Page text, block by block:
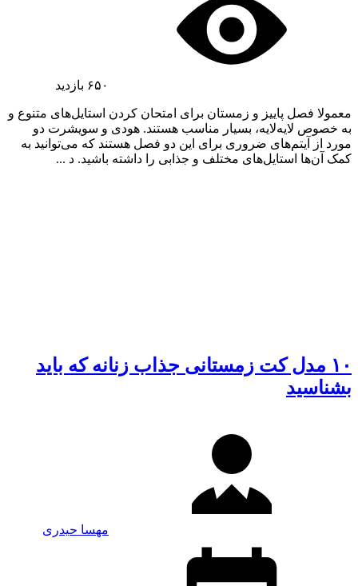
۶۵۰ بازدید
معمولا فصل پاییز و زمستان برای امتحان کردن استایل‌های متنوع و
به خصوص لایه‌لایه، بسیار مناسب هستند. هودی و سویشرت دو
مورد از آیتم‌های ضروری برای این دو فصل هستند که می‌توانید به
کمک آن‌ها استایل‌های مختلف و جذابی را داشته باشید. د ...
۱۰ مدل کت زمستانی جذاب زنانه که باید
بشناسید
مهسا حیدری